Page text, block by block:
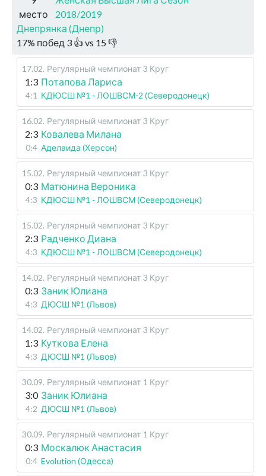
место
2018/2019
Днепрянка (Днепр)
17% побед 3 👍 vs 15 👎
17.02. Регулярный чемпионат 3 Круг
1:3 Потапова Лариса
4:1 КДЮСШ №1 - ЛОШВСМ-2 (Северодонецк)
16.02. Регулярный чемпионат 3 Круг
2:3 Ковалева Милана
0:4 Аделаида (Херсон)
15.02. Регулярный чемпионат 3 Круг
0:3 Матюнина Вероника
4:3 КДЮСШ №1 - ЛОШВСМ (Северодонецк)
15.02. Регулярный чемпионат 3 Круг
2:3 Радченко Диана
4:3 КДЮСШ №1 - ЛОШВСМ (Северодонецк)
14.02. Регулярный чемпионат 3 Круг
0:3 Заник Юлиана
4:3 ДЮСШ №1 (Львов)
14.02. Регулярный чемпионат 3 Круг
1:3 Куткова Елена
4:3 ДЮСШ №1 (Львов)
30.09. Регулярный чемпионат 1 Круг
3:0 Заник Юлиана
4:2 ДЮСШ №1 (Львов)
30.09. Регулярный чемпионат 1 Круг
0:3 Москалюк Анастасия
0:4 Evolution (Одесса)